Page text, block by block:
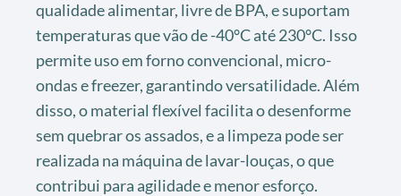
qualidade alimentar, livre de BPA, e suportam
temperaturas que vão de -40°C até 230°C. Isso
permite uso em forno convencional, micro-
ondas e freezer, garantindo versatilidade. Além
disso, o material flexível facilita o desenforme
sem quebrar os assados, e a limpeza pode ser
realizada na máquina de lavar-louças, o que
contribui para agilidade e menor esforço.